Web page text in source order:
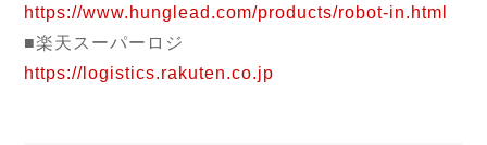
https://www.hunglead.com/products/robot-in.html
■楽天スーパーロジ
https://logistics.rakuten.co.jp